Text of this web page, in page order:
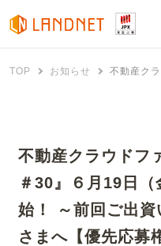
TOP お知らせ 不動産ク
不動産クラウドフ
＃30』６月19日
始！ ～前回ご出
さまへ【優先応募